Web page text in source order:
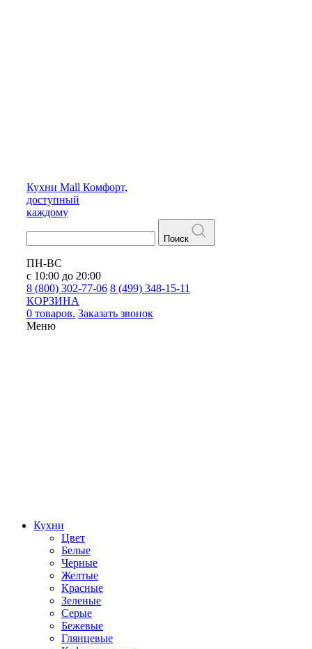
Кухни Mall Комфорт,
доступный
каждому
Поиск
ПН-ВС
с 10:00 до 20:00
8 (800) 302-77-06 8 (499) 348-15-11
КОРЗИНА
0 товаров. Заказать звонок
Меню
Кухни
Цвет
Белые
Черные
Желтые
Красные
Зеленые
Серые
Бежевые
Глянцевые